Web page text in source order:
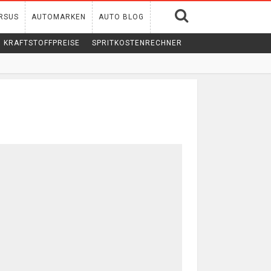
AUTOMARKEN AUTO BLOG
KRAFTSTOFFPREISE SPRITKOSTENRECHNER